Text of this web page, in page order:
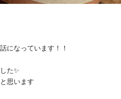
になっています！！
た✨
思います